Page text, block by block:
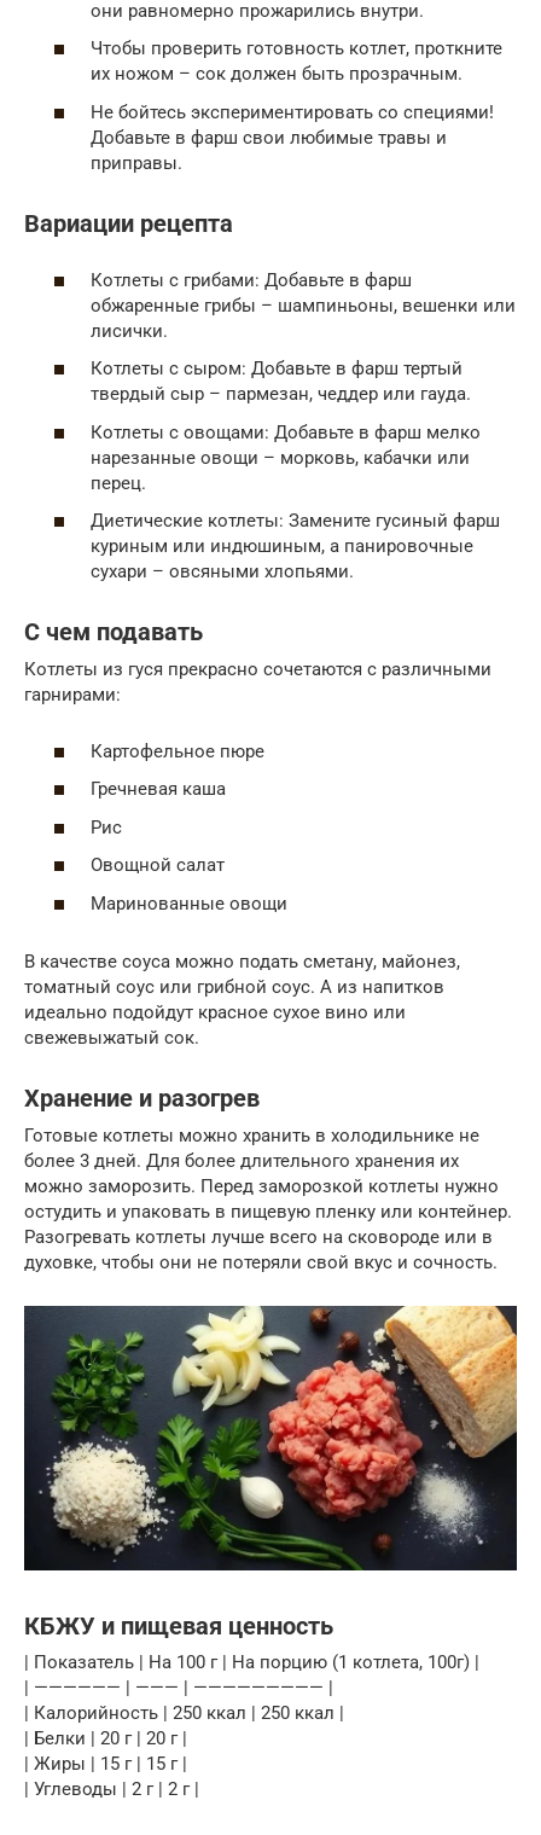
они равномерно прожарились внутри.
Чтобы проверить готовность котлет, проткните
их ножом – сок должен быть прозрачным.
Не бойтесь экспериментировать со специями!
Добавьте в фарш свои любимые травы и
приправы.
Вариации рецепта
Котлеты с грибами: Добавьте в фарш
обжаренные грибы – шампиньоны, вешенки или
лисички.
Котлеты с сыром: Добавьте в фарш тертый
твердый сыр – пармезан, чеддер или гауда.
Котлеты с овощами: Добавьте в фарш мелко
нарезанные овощи – морковь, кабачки или
перец.
Диетические котлеты: Замените гусиный фарш
куриным или индюшиным, а панировочные
сухари – овсяными хлопьями.
С чем подавать
Котлеты из гуся прекрасно сочетаются с различными
гарнирами:
Картофельное пюре
Гречневая каша
Рис
Овощной салат
Маринованные овощи
В качестве соуса можно подать сметану, майонез,
томатный соус или грибной соус. А из напитков
идеально подойдут красное сухое вино или
свежевыжатый сок.
Хранение и разогрев
Готовые котлеты можно хранить в холодильнике не
более 3 дней. Для более длительного хранения их
можно заморозить. Перед заморозкой котлеты нужно
остудить и упаковать в пищевую пленку или контейнер.
Разогревать котлеты лучше всего на сковороде или в
духовке, чтобы они не потеряли свой вкус и сочность.
КБЖУ и пищевая ценность
| Показатель | На 100 г | На порцию (1 котлета, 100г) |
| —————— | ——— | ————————— |
| Калорийность | 250 ккал | 250 ккал |
| Белки | 20 г | 20 г |
| Жиры | 15 г | 15 г |
| Углеводы | 2 г | 2 г |